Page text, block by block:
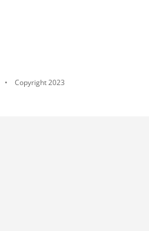
• Copyright 2023